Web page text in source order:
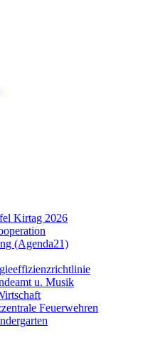
Kirtag 2026
(Agenda21)
u. Musik
Feuerwehren